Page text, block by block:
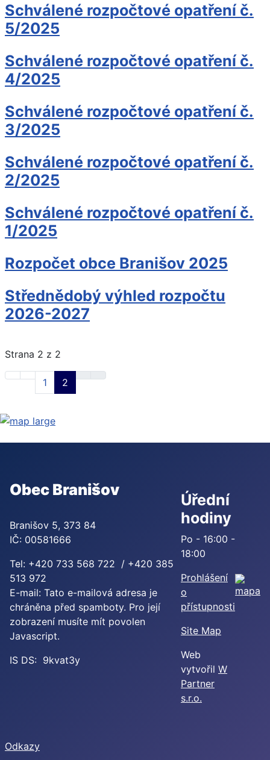
Schválené rozpočtové opatření č.
5/2025
Schválené rozpočtové opatření č.
4/2025
Schválené rozpočtové opatření č.
3/2025
Schválené rozpočtové opatření č.
2/2025
Schválené rozpočtové opatření č.
1/2025
Rozpočet obce Branišov 2025
Střednědobý výhled rozpočtu
2026-2027
Strana 2 z 2
1 2
Obec Branišov
Branišov 5, 373 84
IČ: 00581666
Tel: +420 733 568 722 / +420 385
513 972
E-mail: Tato e-mailová adresa je
chráněna před spamboty. Pro její
zobrazení musíte mít povolen
Javascript.
IS DS: 9kvat3y
Úřední
hodiny
Po - 16:00 -
18:00
Prohlášení
o
přístupnosti
Site Map
Web
vytvořil W
Partner
s.r.o.
Odkazy